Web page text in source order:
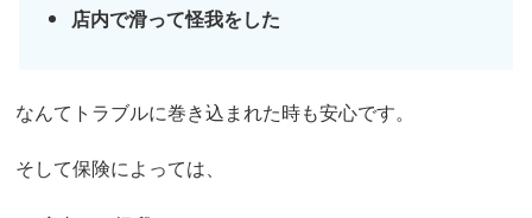
店内で滑って怪我をした
なんてトラブルに巻き込まれた時も安心です。
そして保険によっては、